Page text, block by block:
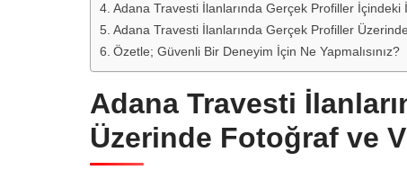
Adana Travesti İlanlarında Gerçek Profiller
Adana Travesti İlanlarında Gerçek Profiller
Özetle; Güvenli Bir Deneyim İçin Ne Yapmalısınız?
Adana Travesti
Üzerinde Fotoğraf ve